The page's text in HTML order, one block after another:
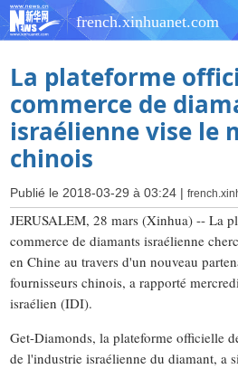
french.xinhuanet.com
La plateforme
commerce de
israélienne vise le
chinois
Publié le 2018-03-29 à 03:24 |
JERUSALEM, 28 mars (Xinhua) -- La
commerce de diamants israélienne
en Chine au travers d'un nouveau
fournisseurs chinois, a rapporté
israélien (IDI).
Get-Diamonds, la plateforme officielle
de l'industrie israélienne du diamant, a